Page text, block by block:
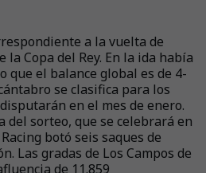
a la vuelta de
la Copa del Rey. En la ida había
que el balance global es de 4-
se clasifica para los
en el mes de enero.
del sorteo, que se celebrará en
botó seis saques de
Las gradas de Los Campos de
de 11.859